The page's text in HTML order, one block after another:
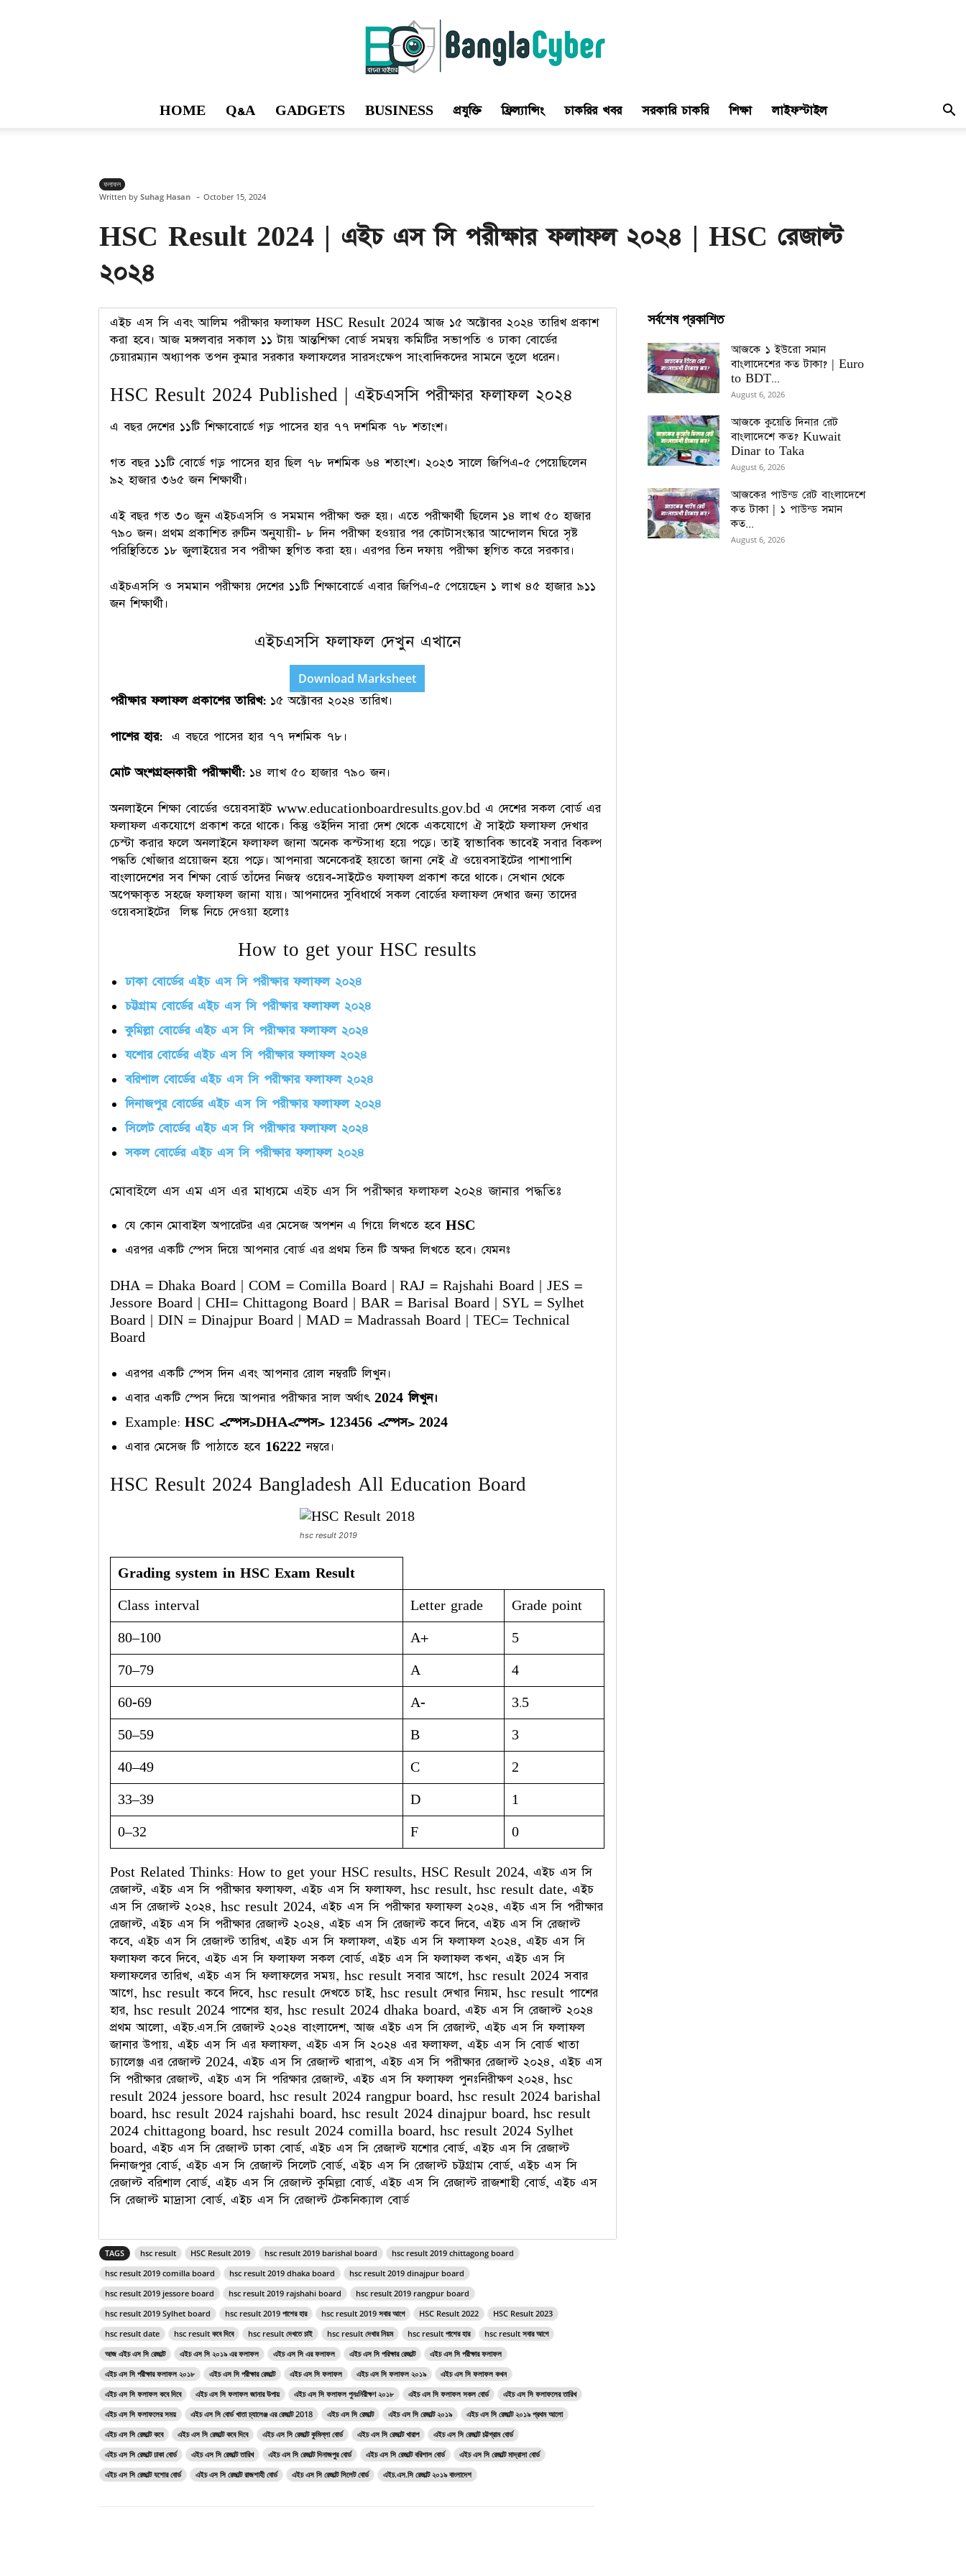
HOME Q&A GADGETS BUSINESS প্রযুক্তি ফ্রিল্যান্সিং চাকরির খবর সরকারি চাকরি শিক্ষা লাইফস্টাইল
ফলাফল
Written by Suhag Hasan - October 15, 2024
HSC Result 2024 | এইচ এস সি পরীক্ষার ফলাফল ২০২৪ | HSC রেজাল্ট
২০২৪
এইচ এস সি এবং আলিম পরীক্ষার ফলাফল HSC Result 2024 আজ ১৫ অক্টোবর ২০২৪ তারিখ প্রকাশ
করা হবে। আজ মঙ্গলবার সকাল ১১ টায় আন্তশিক্ষা বোর্ড সমন্বয় কমিটির সভাপতি ও ঢাকা বোর্ডের
চেয়ারম্যান অধ্যাপক তপন কুমার সরকার ফলাফলের সারসংক্ষেপ সাংবাদিকদের সামনে তুলে ধরেন।
HSC Result 2024 Published | এইচএসসি পরীক্ষার ফলাফল ২০২৪
এ বছর দেশের ১১টি শিক্ষাবোর্ডে গড় পাসের হার ৭৭ দশমিক ৭৮ শতাংশ।
গত বছর ১১টি বোর্ডে গড় পাসের হার ছিল ৭৮ দশমিক ৬৪ শতাংশ। ২০২৩ সালে জিপিএ-৫ পেয়েছিলেন
৯২ হাজার ৩৬৫ জন শিক্ষার্থী।
এই বছর গত ৩০ জুন এইচএসসি ও সমমান পরীক্ষা শুরু হয়। এতে পরীক্ষার্থী ছিলেন ১৪ লাখ ৫০ হাজার
৭৯০ জন। প্রথম প্রকাশিত রুটিন অনুযায়ী- ৮ দিন পরীক্ষা হওয়ার পর কোটাসংস্কার আন্দোলন ঘিরে সৃষ্ট
পরিস্থিতিতে ১৮ জুলাইয়ের সব পরীক্ষা স্থগিত করা হয়। এরপর তিন দফায় পরীক্ষা স্থগিত করে সরকার।
এইচএসসি ও সমমান পরীক্ষায় দেশের ১১টি শিক্ষাবোর্ডে এবার জিপিএ-৫ পেয়েছেন ১ লাখ ৪৫ হাজার ৯১১
জন শিক্ষার্থী।
এইচএসসি ফলাফল দেখুন এখানে
Download Marksheet
পরীক্ষার ফলাফল প্রকাশের তারিখ:১৫ অক্টোবর ২০২৪ তারিখ।
পাশের হার: এ বছরে পাসের হার ৭৭ দশমিক ৭৮।
মোট অংশগ্রহনকারী পরীক্ষার্থী: ১৪ লাখ ৫০ হাজার ৭৯০ জন।
অনলাইনে শিক্ষা বোর্ডের ওয়েবসাইট www.educationboardresults.gov.bd এ দেশের সকল বোর্ড এর
ফলাফল একযোগে প্রকাশ করে থাকে। কিন্তু ওইদিন সারা দেশ থেকে একযোগে ঐ সাইটে ফলাফল দেখার
চেস্টা করার ফলে অনলাইনে ফলাফল জানা অনেক কস্টসাধ্য হয়ে পড়ে। তাই স্বাভাবিক ভাবেই সবার বিকল্প
পদ্ধতি খোঁজার প্রয়োজন হয়ে পড়ে। আপনারা অনেকেরই হয়তো জানা নেই ঐ ওয়েবসাইটের পাশাপাশি
বাংলাদেশের সব শিক্ষা বোর্ড তাঁদের নিজস্ব ওয়েব-সাইটেও ফলাফল প্রকাশ করে থাকে। সেখান থেকে
অপেক্ষাকৃত সহজে ফলাফল জানা যায়। আপনাদের সুবিধার্থে সকল বোর্ডের ফলাফল দেখার জন্য তাদের
ওয়েবসাইটের লিঙ্ক নিচে দেওয়া হলোঃ
How to get your HSC results
ঢাকা বোর্ডের এইচ এস সি পরীক্ষার ফলাফল ২০২৪
চট্টগ্রাম বোর্ডের এইচ এস সি পরীক্ষার ফলাফল ২০২৪
কুমিল্লা বোর্ডের এইচ এস সি পরীক্ষার ফলাফল ২০২৪
যশোর বোর্ডের এইচ এস সি পরীক্ষার ফলাফল ২০২৪
বরিশাল বোর্ডের এইচ এস সি পরীক্ষার ফলাফল ২০২৪
দিনাজপুর বোর্ডের এইচ এস সি পরীক্ষার ফলাফল ২০২৪
সিলেট বোর্ডের এইচ এস সি পরীক্ষার ফলাফল ২০২৪
সকল বোর্ডের এইচ এস সি পরীক্ষার ফলাফল ২০২৪
মোবাইলে এস এম এস এর মাধ্যমে এইচ এস সি পরীক্ষার ফলাফল ২০২৪ জানার পদ্ধতিঃ
যে কোন মোবাইল অপারেটর এর মেসেজ অপশন এ গিয়ে লিখতে হবেHSC
এরপর একটি স্পেস দিয়ে আপনার বোর্ড এর প্রথম তিন টি অক্ষর লিখতে হবে। যেমনঃ
DHA = Dhaka Board | COM = Comilla Board | RAJ = Rajshahi Board | JES =
Jessore Board | CHI= Chittagong Board | BAR = Barisal Board | SYL = Sylhet
Board | DIN = Dinajpur Board | MAD = Madrassah Board | TEC= Technical
Board
এরপর একটি স্পেস দিন এবং আপনার রোল নম্বরটি লিখুন।
এবার একটি স্পেস দিয়ে আপনার পরীক্ষার সাল অর্থাৎ 2024 লিখুন।
Example: HSC <স্পেস>DHA<স্পেস> 123456 <স্পেস> 2024
এবার মেসেজ টি পাঠাতে হবে 16222নম্বরে।
HSC Result 2024 Bangladesh All Education Board
hsc result 2019
Grading system in HSC Exam Result
Class interval Letter grade Grade point
80–100 A+ 5
70–79 A 4
60-69 A- 3.5
50–59 B 3
40–49 C 2
33–39 D 1
0–32 F 0
Post Related Thinks: How to get your HSC results, HSC Result 2024, এইচ এস সি
রেজাল্ট, এইচ এস সি পরীক্ষার ফলাফল, এইচ এস সি ফলাফল, hsc result, hsc result date, এইচ
এস সি রেজাল্ট ২০২৪, hsc result 2024, এইচ এস সি পরীক্ষার ফলাফল ২০২৪, এইচ এস সি পরীক্ষার
রেজাল্ট, এইচ এস সি পরীক্ষার রেজাল্ট ২০২৪, এইচ এস সি রেজাল্ট কবে দিবে, এইচ এস সি রেজাল্ট
কবে, এইচ এস সি রেজাল্ট তারিখ, এইচ এস সি ফলাফল, এইচ এস সি ফলাফল ২০২৪, এইচ এস সি
ফলাফল কবে দিবে, এইচ এস সি ফলাফল সকল বোর্ড, এইচ এস সি ফলাফল কখন, এইচ এস সি
ফলাফলের তারিখ, এইচ এস সি ফলাফলের সময়, hsc result সবার আগে, hsc result 2024 সবার
আগে, hsc result কবে দিবে, hsc result দেখতে চাই, hsc result দেখার নিয়ম, hsc result পাশের
হার, hsc result 2024 পাশের হার, hsc result 2024 dhaka board, এইচ এস সি রেজাল্ট ২০২৪
প্রথম আলো, এইচ.এস.সি রেজাল্ট ২০২৪ বাংলাদেশ, আজ এইচ এস সি রেজাল্ট, এইচ এস সি ফলাফল
জানার উপায়, এইচ এস সি এর ফলাফল, এইচ এস সি ২০২৪ এর ফলাফল, এইচ এস সি বোর্ড খাতা
চ্যালেঞ্জ এর রেজাল্ট 2024, এইচ এস সি রেজাল্ট খারাপ, এইচ এস সি পরীক্ষার রেজাল্ট ২০২৪, এইচ এস
সি পরীক্ষার রেজাল্ট, এইচ এস সি পরিক্ষার রেজাল্ট, এইচ এস সি ফলাফল পুনঃনিরীক্ষণ ২০২৪, hsc
result 2024 jessore board, hsc result 2024 rangpur board, hsc result 2024 barishal
board, hsc result 2024 rajshahi board, hsc result 2024 dinajpur board, hsc result
2024 chittagong board, hsc result 2024 comilla board, hsc result 2024 Sylhet
board, এইচ এস সি রেজাল্ট ঢাকা বোর্ড, এইচ এস সি রেজাল্ট যশোর বোর্ড, এইচ এস সি রেজাল্ট
দিনাজপুর বোর্ড, এইচ এস সি রেজাল্ট সিলেট বোর্ড, এইচ এস সি রেজাল্ট চট্টগ্রাম বোর্ড, এইচ এস সি
রেজাল্ট বরিশাল বোর্ড, এইচ এস সি রেজাল্ট কুমিল্লা বোর্ড, এইচ এস সি রেজাল্ট রাজশাহী বোর্ড, এইচ এস
সি রেজাল্ট মাদ্রাসা বোর্ড, এইচ এস সি রেজাল্ট টেকনিক্যাল বোর্ড
TAGS hsc result HSC Result 2019 hsc result 2019 barishal board
hsc result 2019 chittagong board
hsc result 2019 comilla board
hsc result 2019 dhaka board
hsc result 2019 dinajpur board
hsc result 2019 jessore board
hsc result 2019 rajshahi board
hsc result 2019 rangpur board
hsc result 2019 Sylhet board
hsc result 2019 পাশের হার hsc result 2019 সবার আগে HSC Result 2022
HSC Result 2023
hsc result date
hsc result কবে দিবে hsc result দেখতে চাই hsc result দেখার নিয়ম hsc result পাশের হার
hsc result সবার আগে
আজ এইচ এস সি রেজাল্ট
এইচ এস সি ২০১৯ এর ফলাফল এইচ এস সি এর ফলাফল এইচ এস সি পরিক্ষার রেজাল্ট
এইচ এস সি পরীক্ষার ফলাফল
এইচ এস সি পরীক্ষার ফলাফল ২০১৮
এইচ এস সি পরীক্ষার রেজাল্ট এইচ এস সি ফলাফল এইচ এস সি ফলাফল ২০১৯
এইচ এস সি ফলাফল কখন
এইচ এস সি ফলাফল কবে দিবে
এইচ এস সি ফলাফল জানার উপায় এইচ এস সি ফলাফল পুনঃনিরীক্ষণ ২০১৮ এইচ এস সি ফলাফল সকল বোর্ড
এইচ এস সি ফলাফলের তারিখ
এইচ এস সি ফলাফলের সময়
এইচ এস সি বোর্ড খাতা চ্যালেঞ্জ এর রেজাল্ট 2018 এইচ এস সি রেজাল্ট এইচ এস সি রেজাল্ট ২০১৯
এইচ এস সি রেজাল্ট ২০১৯ প্রথম আলো
এইচ এস সি রেজাল্ট কবে
এইচ এস সি রেজাল্ট কবে দিবে এইচ এস সি রেজাল্ট কুমিল্লা বোর্ড এইচ এস সি রেজাল্ট খারাপ
এইচ এস সি রেজাল্ট চট্টগ্রাম বোর্ড
এইচ এস সি রেজাল্ট ঢাকা বোর্ড
এইচ এস সি রেজাল্ট তারিখ এইচ এস সি রেজাল্ট দিনাজপুর বোর্ড এইচ এস সি রেজাল্ট বরিশাল বোর্ড
এইচ এস সি রেজাল্ট মাদ্রাসা বোর্ড
এইচ এস সি রেজাল্ট যশোর বোর্ড
এইচ এস সি রেজাল্ট রাজশাহী বোর্ড এইচ এস সি রেজাল্ট সিলেট বোর্ড এইচ.এস.সি রেজাল্ট ২০১৯ বাংলাদেশ
সর্বশেষ প্রকাশিত
আজকে ১ ইউরো সমান
বাংলাদেশের কত টাকা? | Euro
to BDT...
August 6, 2026
আজকে কুয়েতি দিনার রেট
বাংলাদেশে কত? Kuwait
Dinar to Taka
August 6, 2026
আজকের পাউন্ড রেট বাংলাদেশে
কত টাকা | ১ পাউন্ড সমান
কত...
August 6, 2026